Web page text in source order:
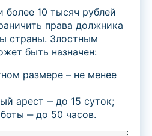
более 10 тысяч рублей
права должника
страны. Злостным
быть назначен:
размере – не менее
арест ‒ до 15 суток;
‒ до 50 часов.